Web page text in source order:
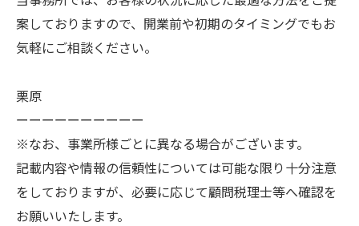
案しておりますので、開業前や初期のタイミングでもお
気軽にご相談ください。
栗原
ーーーーーーーーーー
※なお、事業所様ごとに異なる場合がございます。
記載内容や情報の信頼性については可能な限り十分注意
をしておりますが、必要に応じて顧問税理士等へ確認を
お願いいたします。